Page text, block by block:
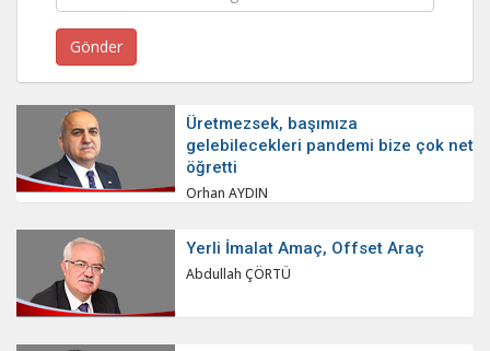
Üretmezsek, başımıza
gelebilecekleri pandemi bize çok net
öğretti
Orhan AYDIN
Yerli İmalat Amaç, Offset Araç
Abdullah ÇÖRTÜ